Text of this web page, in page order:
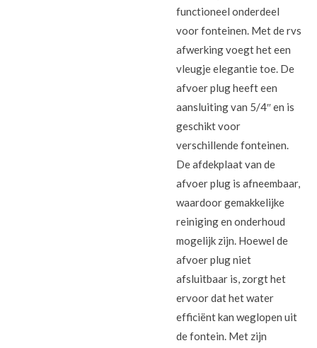
functioneel onderdeel
voor fonteinen. Met de rvs
afwerking voegt het een
vleugje elegantie toe. De
afvoer plug heeft een
aansluiting van 5/4″ en is
geschikt voor
verschillende fonteinen.
De afdekplaat van de
afvoer plug is afneembaar,
waardoor gemakkelijke
reiniging en onderhoud
mogelijk zijn. Hoewel de
afvoer plug niet
afsluitbaar is, zorgt het
ervoor dat het water
efficiënt kan weglopen uit
de fontein. Met zijn